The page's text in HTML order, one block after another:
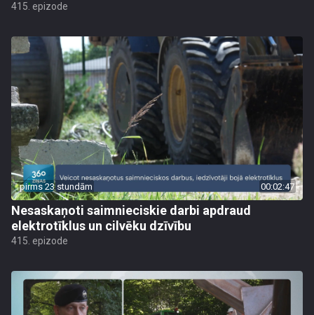
415. epizode
pirms 23 stundām 00:02:47
Nesaskaņoti saimnieciskie darbi apdraud
elektrotīklus un cilvēku dzīvību
415. epizode